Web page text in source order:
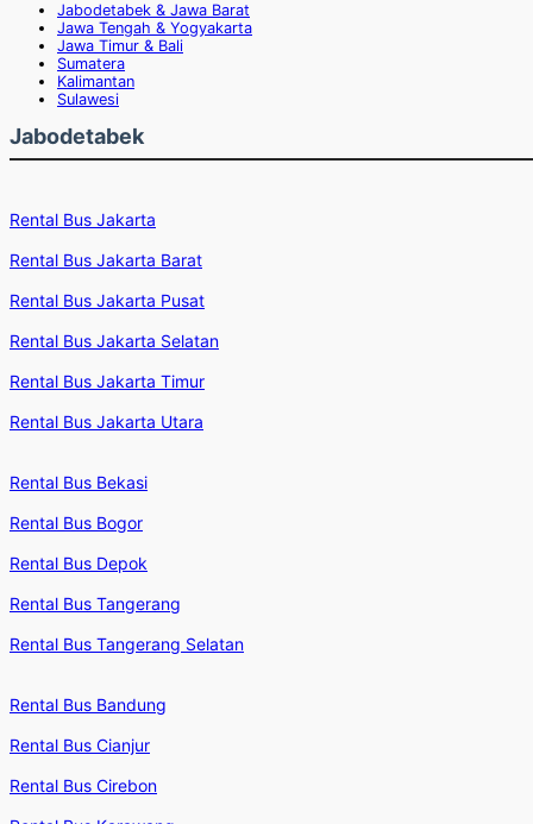
Jabodetabek & Jawa Barat
Jawa Tengah & Yogyakarta
Jawa Timur & Bali
Sumatera
Kalimantan
Sulawesi
Jabodetabek
Rental Bus Jakarta
Rental Bus Jakarta Barat
Rental Bus Jakarta Pusat
Rental Bus Jakarta Selatan
Rental Bus Jakarta Timur
Rental Bus Jakarta Utara
Rental Bus Bekasi
Rental Bus Bogor
Rental Bus Depok
Rental Bus Tangerang
Rental Bus Tangerang Selatan
Rental Bus Bandung
Rental Bus Cianjur
Rental Bus Cirebon